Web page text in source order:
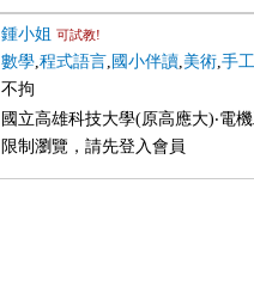
鍾小姐 可試教!
數學,程式語言, 國小伴讀,美術,手
不拘
國立高雄科技大學(原高應大)‧電
限制瀏覽，請先登入會員